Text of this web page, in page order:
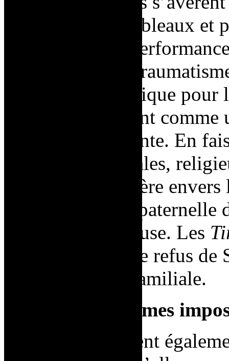
« saigner » ses tableaux
spectateurs des
symbolique des
processus cathartique
tableaux – souvent
viscérale et violente. En
d’autorité familiales,
extériorise sa colère
liées à l’autorité
dépression nerveuse. Les
des émotions et le refus
par sa situation familiale.
Le refus des normes
permettent